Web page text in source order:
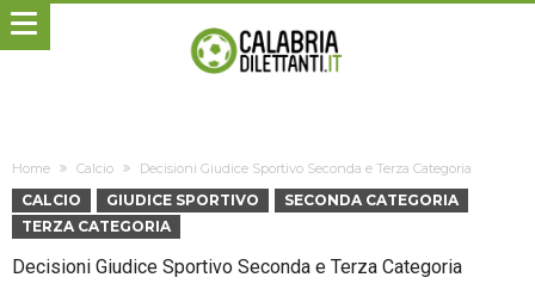
Home Calcio Decisioni Giudice Sportivo Seconda e Terza Categoria
CALCIO GIUDICE SPORTIVO
SECONDA CATEGORIA
TERZA CATEGORIA
Decisioni Giudice Sportivo Seconda e Terza Categoria